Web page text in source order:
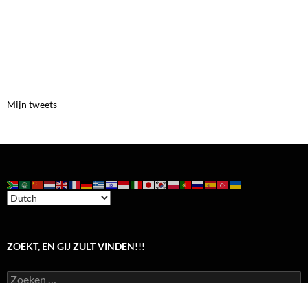
Mijn tweets
ZOEKT, EN GIJ ZULT VINDEN!!!
Zoeken